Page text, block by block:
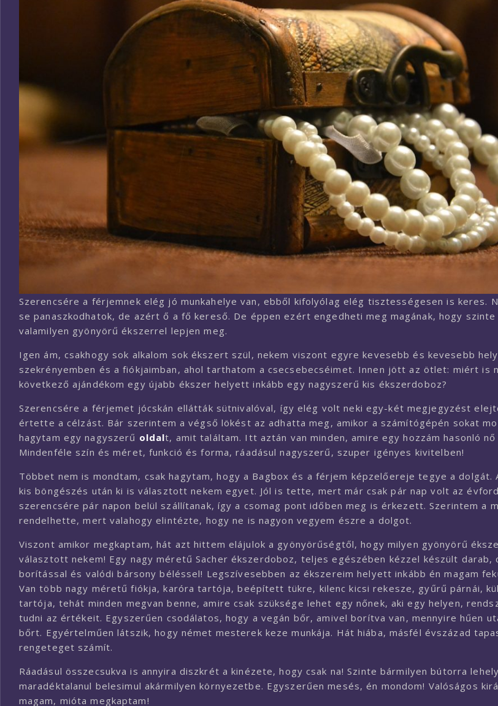
Szerencsére a férjemnek elég jó munkahelye van, ebből kifolyólag elég tisztességesen is keres.
se panaszkodhatok, de azért ő a fő kereső. De éppen ezért engedheti meg magának, hogy szinte
valamilyen gyönyörű ékszerrel lepjen meg.
Igen ám, csakhogy sok alkalom sok ékszert szül, nekem viszont egyre kevesebb és kevesebb
szekrényemben és a fiókjaimban, ahol tarthatom a csecsebecséimet. Innen jött az ötlet: miért is
következő ajándékom egy újabb ékszer helyett inkább egy nagyszerű kis ékszerdoboz?
Szerencsére a férjemet jócskán ellátták sütnivalóval, így elég volt neki egy-két megjegyzést
értette a célzást. Bár szerintem a végső lökést az adhatta meg, amikor a számítógépén sokat
hagytam egy nagyszerű oldalt, amit találtam. Itt aztán van minden, amire egy hozzám hasonló nő
Mindenféle szín és méret, funkció és forma, ráadásul nagyszerű, szuper igényes kivitelben!
Többet nem is mondtam, csak hagytam, hogy a Bagbox és a férjem képzelőereje tegye a dolgát.
kis böngészés után ki is választott nekem egyet. Jól is tette, mert már csak pár nap volt az
szerencsére pár napon belül szállítanak, így a csomag pont időben meg is érkezett. Szerintem a
rendelhette, mert valahogy elintézte, hogy ne is nagyon vegyem észre a dolgot.
Viszont amikor megkaptam, hát azt hittem elájulok a gyönyörűségtől, hogy milyen gyönyörű
választott nekem! Egy nagy méretű Sacher ékszerdoboz, teljes egészében kézzel készült darab,
borítással és valódi bársony béléssel! Legszívesebben az ékszereim helyett inkább én magam
Van több nagy méretű fiókja, karóra tartója, beépített tükre, kilenc kicsi rekesze, gyűrű párnái,
tartója, tehát minden megvan benne, amire csak szüksége lehet egy nőnek, aki egy helyen,
tudni az értékeit. Egyszerűen csodálatos, hogy a vegán bőr, amivel borítva van, mennyire hűen
bőrt. Egyértelműen látszik, hogy német mesterek keze munkája. Hát hiába, másfél évszázad
rengeteget számít.
Ráadásul összecsukva is annyira diszkrét a kinézete, hogy csak na! Szinte bármilyen bútorra
maradéktalanul belesimul akármilyen környezetbe. Egyszerűen mesés, én mondom! Valóságos
magam, mióta megkaptam!